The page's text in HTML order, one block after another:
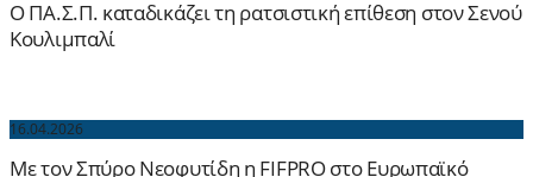
Ο ΠΑ.Σ.Π. καταδικάζει τη ρατσιστική επίθεση στον Σενού
Κουλιμπαλί
16.04.2026
Με τον Σπύρο Νεοφυτίδη η FIFPRO στο Ευρωπαϊκό